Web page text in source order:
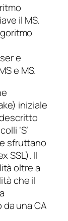
il MS.
e
e MS.
iniziale
‘S’
sfruttano
SSL). Il
oltre a
che il
una CA